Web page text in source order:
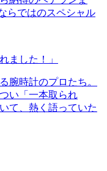
らではのスペシャル
ました！」
腕時計のプロたち。
い「一本取られ
て、熱く語っていた